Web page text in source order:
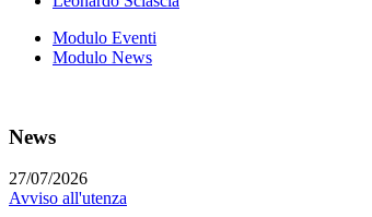
Modulo Eventi
Modulo News
News
27/07/2026
Avviso all'utenza